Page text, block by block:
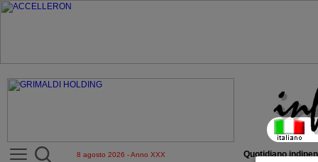
8 agosto 2026 - Anno XXX Quotidiano